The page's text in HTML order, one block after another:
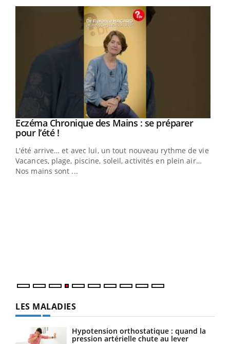
Youtube
Eczéma Chronique des Mains : se préparer
pour l’été !Youtube
L'été arrive… et avec lui, un tout nouveau rythme de vie !
Vacances, plage, piscine, soleil, activités en plein air…
Nos mains sont ...
LES MALADIES
Hypotension orthostatique : quand la
pression artérielle chute au lever